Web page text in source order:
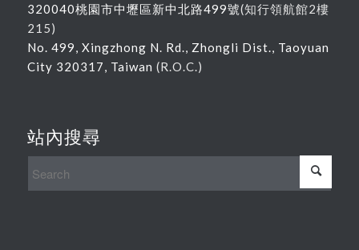
320040桃園市中壢區新中北路499號(知行領航館2樓
215)
No. 499, Xingzhong N. Rd., Zhongli Dist., Taoyuan
City 320317, Taiwan (R.O.C.)
站內搜尋